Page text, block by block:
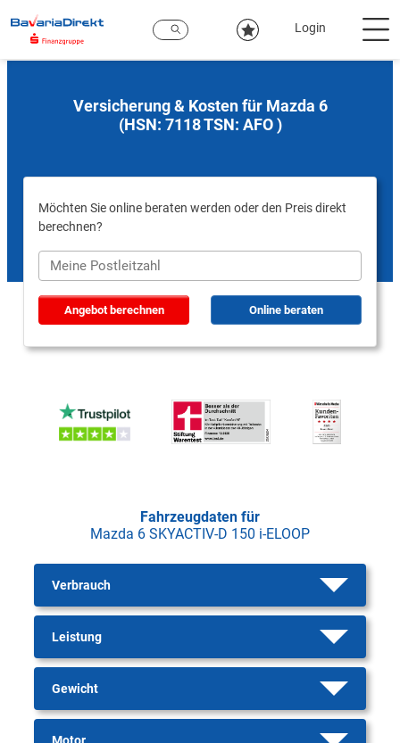
Hauptinhalt
Login
Versicherung & Kosten für Mazda 6
(HSN: 7118 TSN: AFO )
Möchten Sie online beraten werden oder den Preis direkt
berechnen?
Angebot berechnen Online beraten
Fahrzeugdaten für
Mazda 6 SKYACTIV-D 150 i-ELOOP
Verbrauch
Leistung
Gewicht